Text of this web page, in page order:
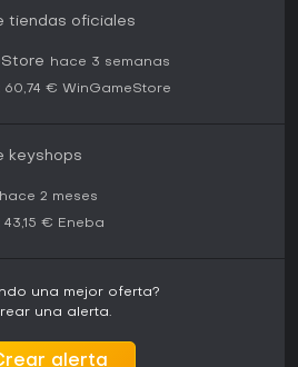
para resoluciones más altas y
gráficos personalizables se
mientras que opciones
incluyen soporte completo para
personalizables, más integración
para retroalimentación háptica y
simulan el peso de la carga y la
tiendas oficiales
hace 3 semanas
60,74 € WinGameStore
keyshops
hace 2 meses
43,15 € Eneba
una mejor oferta?
una alerta.
alerta